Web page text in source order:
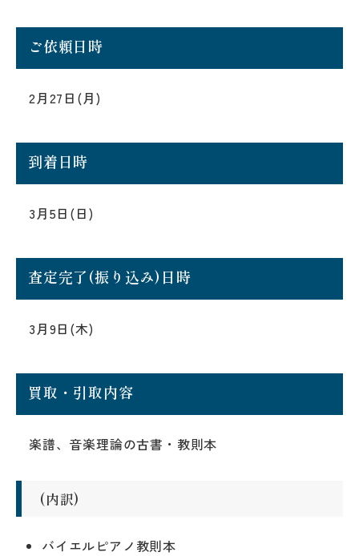
ご依頼日時
2月27日(月)
到着日時
3月5日(日)
査定完了(振り込み)日時
3月9日(木)
買取・引取内容
楽譜、音楽理論の古書・教則本
(内訳)
バイエルピアノ教則本